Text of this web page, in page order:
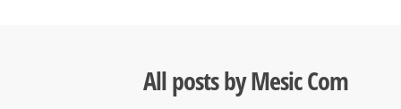
All posts by Mesic Com